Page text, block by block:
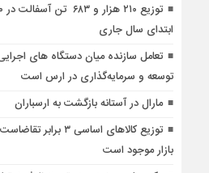
ابتدای سال جاری
تعامل سازنده میان دستگاه‌ های
توسعه و سرمایه‌گذاری در ارس است
مارال در آستانه بازگشت به ارسباران
توزیع کالاهای
بازار موجود است